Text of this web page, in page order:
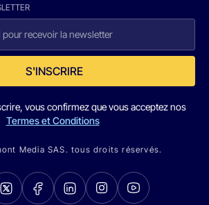
S'INSCRIRE
vous confirmez que vous acceptez nos
Termes et Conditions
Media SAS. tous droits réservés.